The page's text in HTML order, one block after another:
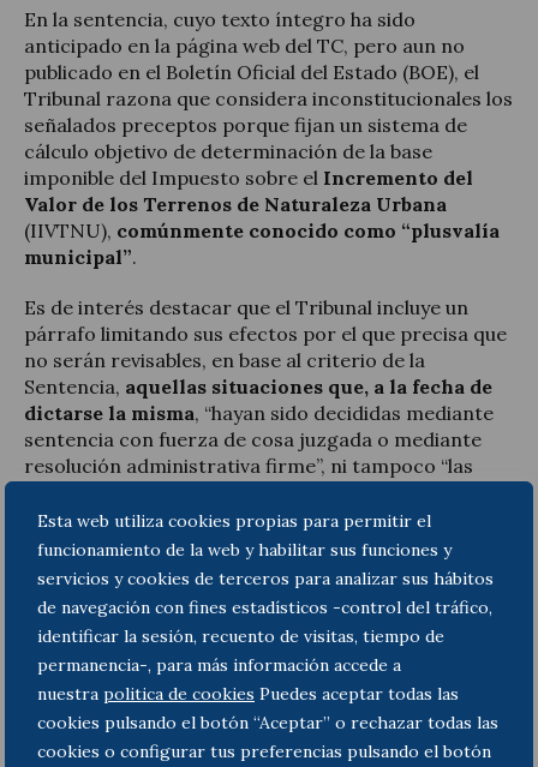
Esta web utiliza cookies propias para permitir el
funcionamiento de la web y habilitar sus funciones y
servicios y cookies de terceros para analizar sus hábitos
de navegación con fines estadísticos -control del tráfico,
identificar la sesión, recuento de visitas, tiempo de
permanencia-, para más información accede a
nuestra politica de cookies Puedes aceptar todas las
cookies pulsando el botón “Aceptar” o rechazar todas las
cookies o configurar tus preferencias pulsando el botón
En la sentencia, cuyo texto íntegro ha sido
anticipado en la página web del TC, pero aun no
publicado en el Boletín Oficial del Estado (BOE), el
Tribunal razona que considera inconstitucionales los
señalados preceptos porque fijan un sistema de
cálculo objetivo de determinación de la base
imponible del Impuesto sobre el Incremento del
Valor de los Terrenos de Naturaleza Urbana
(IIVTNU), comúnmente conocido como “plusvalía
municipal”.
Es de interés destacar que el Tribunal incluye un
párrafo limitando sus efectos por el que precisa que
no serán revisables, en base al criterio de la
Sentencia, aquellas situaciones que, a la fecha de
dictarse la misma, “hayan sido decididas mediante
sentencia con fuerza de cosa juzgada o mediante
resolución administrativa firme”, ni tampoco “las
impugnadas” ni “las autoliquidaciones cuya
rectificación no hubiera sido solicitada ex art. 120.3
LGT” a dicha fecha.
Esa limitación de efectos temporaleses
controvertida y se está estudiando su corrección,
así como las posibles vías que pudieran permitir la
recuperación de cantidades ingresadas y no
reclamadas con anterioridadal 26 de octubre de
2021.